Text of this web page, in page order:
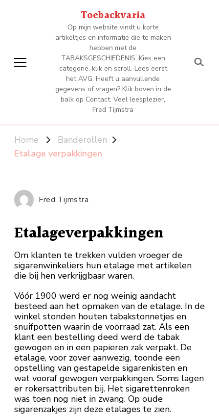
Toebackvaria
Op mijn website vindt u korte
artikeltjes en informatie die te maken
hebben met de
TABAKSGESCHIEDENIS. Kies een
categorie, klik en scroll. Lees eerst
het AVG. Heeft u aanvullende
gegevens of vragen? Klik boven in de
balk op Contact. Veel leesplezier,
Fred Tijmstra
Home
Banderollen
Etalage verpakkingen
Fred Tijmstra
Etalageverpakkingen
Om klanten te trekken vulden vroeger de
sigarenwinkeliers hun etalage met artikelen
die bij hen verkrijgbaar waren.
Vóór 1900 werd er nog weinig aandacht
besteed aan het opmaken van de etalage. In de
winkel stonden houten tabakstonnetjes en
snuifpotten waarin de voorraad zat. Als een
klant een bestelling deed werd de tabak
gewogen en in een papieren zak verpakt. De
etalage, voor zover aanwezig, toonde een
opstelling van gestapelde sigarenkisten en
wat vooraf gewogen verpakkingen. Soms lagen
er rokersattributen bij. Het sigarettenroken
was toen nog niet in zwang. Op oude
sigarenzakjes zijn deze etalages te zien.